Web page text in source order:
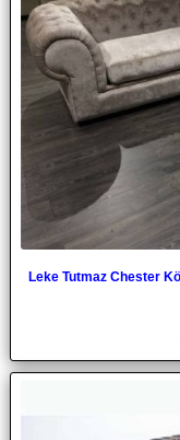
Leke Tutmaz Chester